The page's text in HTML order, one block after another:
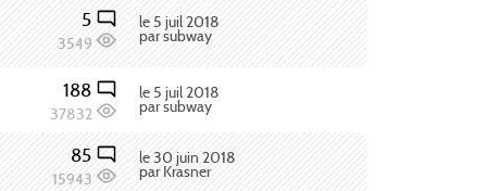
5
3549
le 5 juil 2018
par subway
188
37832
le 5 juil 2018
par subway
85
15943
le 30 juin 2018
par Krasner